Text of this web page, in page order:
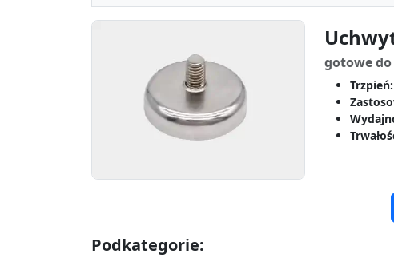
gotowe
Trzpień:
Podkategorie: